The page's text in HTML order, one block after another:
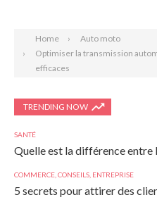
Home
Auto moto
Optimiser la transmission
efficaces
TRENDING NOW
SANTÉ
Quelle est la différence entre
COMMERCE CONSEILS ENTREPRISE
5 secrets pour attirer des